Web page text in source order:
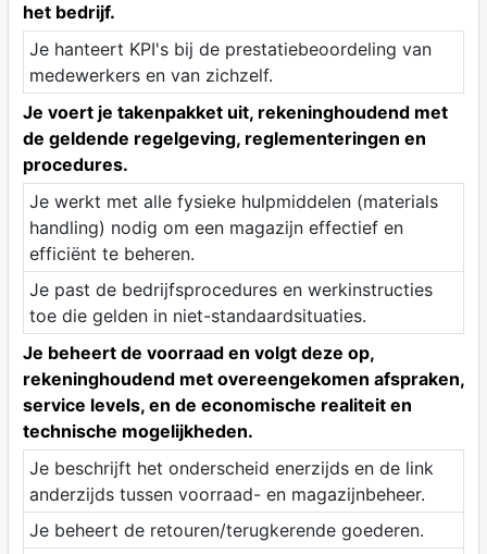
het bedrijf.
Je hanteert KPI's bij de prestatiebeoordeling van
medewerkers en van zichzelf.
Je voert je takenpakket uit, rekeninghoudend met
de geldende regelgeving, reglementeringen en
procedures.
Je werkt met alle fysieke hulpmiddelen (materials
handling) nodig om een magazijn effectief en
efficiënt te beheren.
Je past de bedrijfsprocedures en werkinstructies
toe die gelden in niet-standaardsituaties.
Je beheert de voorraad en volgt deze op,
rekeninghoudend met overeengekomen afspraken,
service levels, en de economische realiteit en
technische mogelijkheden.
Je beschrijft het onderscheid enerzijds en de link
anderzijds tussen voorraad- en magazijnbeheer.
Je beheert de retouren/terugkerende goederen.